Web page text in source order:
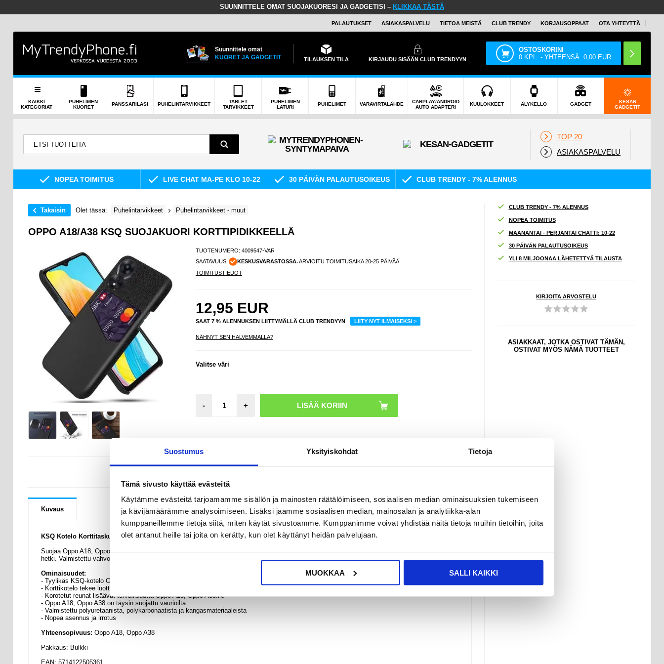
Suostumus Yksityiskohdat Tietoja
Tämä sivusto käyttää evästeitä
Käytämme evästeitä tarjoamamme sisällön ja mainosten räätälöimiseen, sosiaalisen median ominaisuuksien tukemiseen
ja kävijämäärämme analysoimiseen. Lisäksi jaamme sosiaalisen median, mainosalan ja analytiikka-alan
kumppaneillemme tietoja siitä, miten käytät sivustoamme. Kumppanimme voivat yhdistää näitä tietoja muihin tietoihin, joita
olet antanut heille tai joita on kerätty, kun olet käyttänyt heidän palvelujaan.
MUOKKAA SALLI KAIKKI
SUUNNITTELE OMAT SUOJAKUORESI JA GADGETISI – KLIKKAA TÄSTÄ
PALAUTUKSET ASIAKASPALVELU TIETOA MEISTÄ CLUB TRENDY KORJAUSOPPAAT OTA YHTEYTTÄ
Suunnittele omat
KUORET JA GADGETIT
TILAUKSEN TILA KIRJAUDU SISÄÄN CLUB TRENDYYN
OSTOSKORINI
0 KPL. - YHTEENSÄ:0,00 EUR
KAIKKI
KATEGORIAT
PUHELIMEN
KUORET
PANSSARILASI PUHELINTARVIKKEET
TABLET
TARVIKKEET
PUHELIMEN
LATURI
PUHELIMET VARAVIRTALÄHDE
CARPLAY/ANDROID
AUTO ADAPTERI
KUULOKKEET ÄLYKELLO GADGET
KESÄN
GADGETIT
TOP 20
ASIAKASPALVELU
NOPEA TOIMITUS LIVE CHAT MA-PE KLO 10-22 30 PÄIVÄN PALAUTUSOIKEUS CLUB TRENDY - 7% ALENNUS
Takaisin Olet tässä: Puhelintarvikkeet Puhelintarvikkeet - muut
OPPO A18/A38 KSQ SUOJAKUORI KORTTIPIDIKKEELLÄ
TUOTENUMERO:4009547-VAR
SAATAVUUS:
KESKUSVARASTOSSA.ARVIOITU TOIMITUSAIKA 20-25 PÄIVÄÄ
TOIMITUSTIEDOT
12,95 EUR
SAAT 7 % ALENNUKSEN LIITTYMÄLLÄ CLUB TRENDYYN LIITY NYT ILMAISEKSI >
NÄHNYT SEN HALVEMMALLA?
Valitse väri
- +
Kuvaus
KSQ Kotelo Korttitaskulla - Oppo A18, Oppo A38
Suojaa Oppo A18, Oppo A38 KSQ-korttikotelolla. Tässä kotelossa sekä henkilöllisyystodistus että luottokortti on välittömästi saatavilla joka
hetki. Valmistettu vahvoista materiaaleista, jotka estävät tehokkaasti puhelimesi vaurioitumisen.
Ominaisuudet:
- Tyylikäs KSQ-kotelo Oppo A18, Oppo A38:lle
- Korttikotelo tekee luottokorttistasi tai henkilötodistuksestasi helposti saatavilla olevan
- Korotetut reunat lisäävät turvallisuutta Oppo A18, Oppo A38:lle
- Oppo A18, Oppo A38 on täysin suojattu vaurioilta
- Valmistettu polyuretaanista, polykarbonaatista ja kangasmateriaaleista
- Nopea asennus ja irrotus
Yhteensopivuus: Oppo A18, Oppo A38
Pakkaus: Bulkki
EAN: 5714122505361
CLUB TRENDY - 7% ALENNUS
NOPEA TOIMITUS
MAANANTAI - PERJANTAI CHATTI: 10-22
30 PÄIVÄN PALAUTUSOIKEUS
YLI 8 MILJOONAA LÄHETETTYÄ TILAUSTA
KIRJOITA ARVOSTELU
ASIAKKAAT, JOTKA OSTIVAT TÄMÄN,
OSTIVAT MYÖS NÄMÄ TUOTTEET